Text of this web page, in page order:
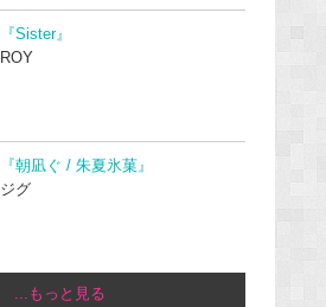
『Sister』
ROY
『朝凪ぐ / 朱夏氷菓』
ジグ
...もっと見る